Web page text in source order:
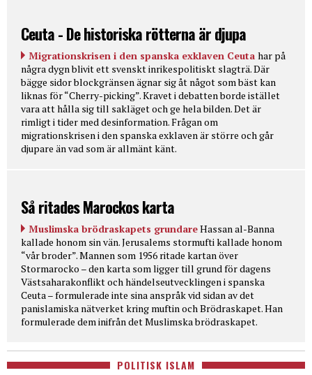
Ceuta - De historiska rötterna är djupa
Migrationskrisen i den spanska exklaven Ceuta har på
några dygn blivit ett svenskt inrikespolitiskt slagträ. Där
bägge sidor blockgränsen ägnar sig åt något som bäst kan
liknas för “Cherry-picking”. Kravet i debatten borde istället
vara att hålla sig till sakläget och ge hela bilden. Det är
rimligt i tider med desinformation. Frågan om
migrationskrisen i den spanska exklaven är större och går
djupare än vad som är allmänt känt.
Så ritades Marockos karta
Muslimska brödraskapets grundareHassan al-Banna
kallade honom sin vän. Jerusalems stormufti kallade honom
“vår broder”. Mannen som 1956 ritade kartan över
Stormarocko – den karta som ligger till grund för dagens
Västsaharakonflikt och händelseutvecklingen i spanska
Ceuta – formulerade inte sina anspråk vid sidan av det
panislamiska nätverket kring muftin och Brödraskapet. Han
formulerade dem inifrån det Muslimska brödraskapet.
POLITISK ISLAM